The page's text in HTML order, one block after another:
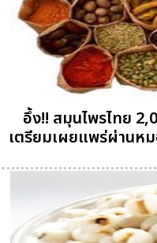
อึ้ง!! สมุนไพรไทย
เตรียมเผยแพร่ผ่านห